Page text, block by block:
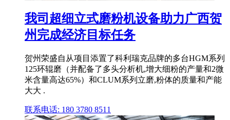
我司超细立式磨粉机设备助力广西贺
州完成经济目标任务
贺州荣盛自从项目添置了科利瑞克品牌的多台HGM系列
125环辊磨（并配备了多头分析机,增大细粉的产量和2微
米含量高达65%）和CLUM系列立磨,粉体的质量和产能
大大 .
联系电话: 180 3780 8511